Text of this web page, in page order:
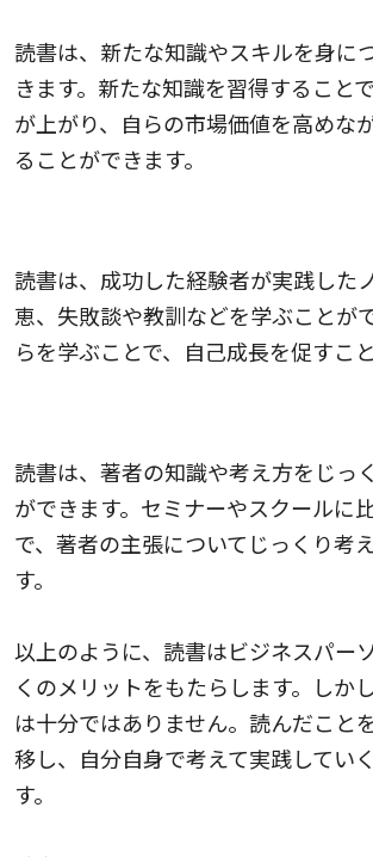
読書は、新たな知識やスキルを身に
きます。新たな知識を習得すること
が上がり、自らの市場価値を高めな
ることができます。
読書は、成功した経験者が実践した
恵、失敗談や教訓などを学ぶことが
らを学ぶことで、自己成長を促すこ
読書は、著者の知識や考え方をじっ
ができます。セミナーやスクールに
で、著者の主張についてじっくり考
す。
以上のように、読書はビジネスパー
くのメリットをもたらします。しか
は十分ではありません。読んだこと
移し、自分自身で考えて実践してい
す。